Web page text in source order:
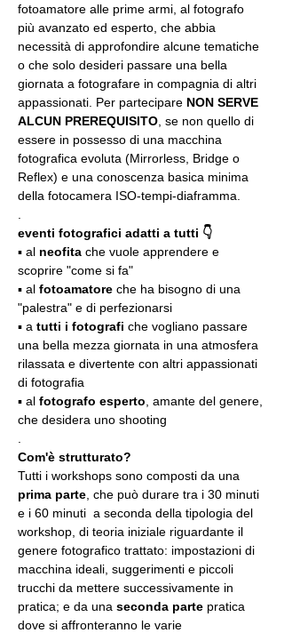
fotoamatore alle prime armi, al fotografo
più avanzato ed esperto, che abbia
necessità di approfondire alcune tematiche
o che solo desideri passare una bella
giornata a fotografare in compagnia di altri
appassionati. Per partecipare NON SERVE
ALCUN PREREQUISITO , se non quello di
essere in possesso di una macchina
fotografica evoluta (Mirrorless, Bridge o
Reflex) e una conoscenza basica minima
della fotocamera ISO-tempi-diaframma.
eventi fotografici adatti a tutti 👇
▪️ al neofita che vuole apprendere e
scoprire "come si fa"
▪️ al fotoamatore che ha bisogno di una
"palestra" e di perfezionarsi
▪️ a tutti i fotografi che vogliano passare
una bella mezza giornata in una atmosfera
rilassata e divertente con altri appassionati
di fotografia
▪️ al fotografo esperto , amante del genere,
che desidera uno shooting
Com'è strutturato?
Tutti i workshops sono composti da una
prima parte , che può durare tra i 30 minuti
e i 60 minuti  a seconda della tipologia del
workshop, di teoria iniziale riguardante il
genere fotografico trattato: impostazioni di
macchina ideali, suggerimenti e piccoli
trucchi da mettere successivamente in
pratica; e da una seconda parte pratica
dove si affronteranno le varie